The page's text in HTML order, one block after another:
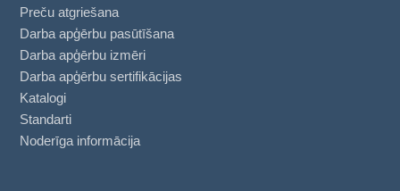
Preču atgriešana
Darba apģērbu pasūtīšana
Darba apģērbu izmēri
Darba apģērbu sertifikācijas
Katalogi
Standarti
Noderīga informācija